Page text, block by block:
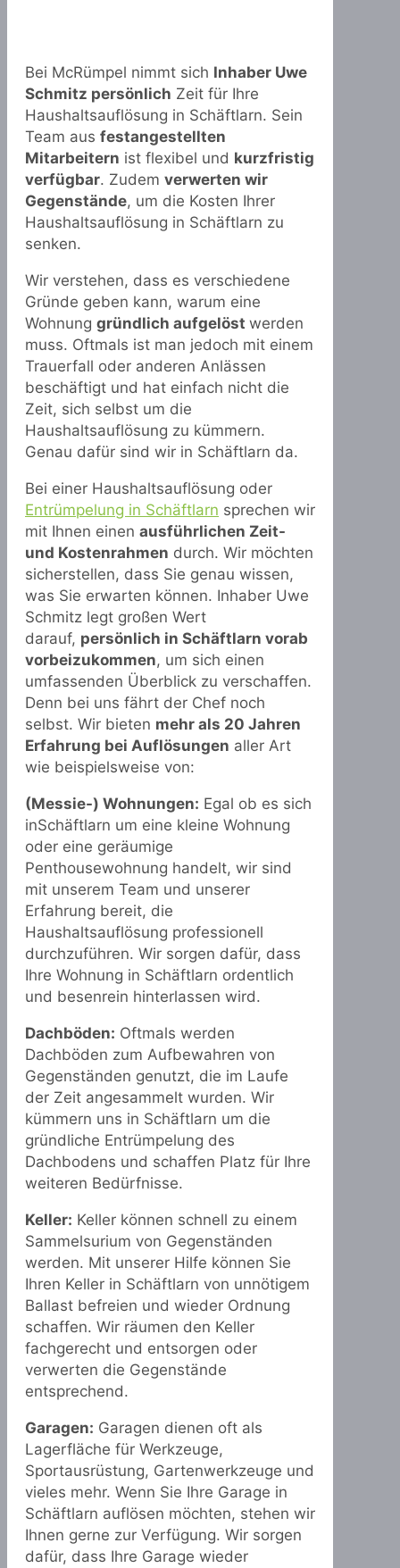
Bei McRümpel nimmt sich Inhaber Uwe
Schmitz persönlich Zeit für Ihre
Haushaltsauflösung in Schäftlarn. Sein
Team aus festangestellten
Mitarbeitern ist flexibel und kurzfristig
verfügbar. Zudem verwerten wir
Gegenstände, um die Kosten Ihrer
Haushaltsauflösung in Schäftlarn zu
senken.
Wir verstehen, dass es verschiedene
Gründe geben kann, warum eine
Wohnung gründlich aufgelöst werden
muss. Oftmals ist man jedoch mit einem
Trauerfall oder anderen Anlässen
beschäftigt und hat einfach nicht die
Zeit, sich selbst um die
Haushaltsauflösung zu kümmern.
Genau dafür sind wir in Schäftlarn da.
Bei einer Haushaltsauflösung oder
Entrümpelung in Schäftlarn sprechen wir
mit Ihnen einen ausführlichen Zeit-
und Kostenrahmen durch. Wir möchten
sicherstellen, dass Sie genau wissen,
was Sie erwarten können. Inhaber Uwe
Schmitz legt großen Wert
darauf, persönlich in Schäftlarn vorab
vorbeizukommen, um sich einen
umfassenden Überblick zu verschaffen.
Denn bei uns fährt der Chef noch
selbst. Wir bieten mehr als 20 Jahren
Erfahrung bei Auflösungen aller Art
wie beispielsweise von:
(Messie-) Wohnungen: Egal ob es sich
inSchäftlarn um eine kleine Wohnung
oder eine geräumige
Penthousewohnung handelt, wir sind
mit unserem Team und unserer
Erfahrung bereit, die
Haushaltsauflösung professionell
durchzuführen. Wir sorgen dafür, dass
Ihre Wohnung in Schäftlarn ordentlich
und besenrein hinterlassen wird.
Dachböden: Oftmals werden
Dachböden zum Aufbewahren von
Gegenständen genutzt, die im Laufe
der Zeit angesammelt wurden. Wir
kümmern uns in Schäftlarn um die
gründliche Entrümpelung des
Dachbodens und schaffen Platz für Ihre
weiteren Bedürfnisse.
Keller: Keller können schnell zu einem
Sammelsurium von Gegenständen
werden. Mit unserer Hilfe können Sie
Ihren Keller in Schäftlarn von unnötigem
Ballast befreien und wieder Ordnung
schaffen. Wir räumen den Keller
fachgerecht und entsorgen oder
verwerten die Gegenstände
entsprechend.
Garagen: Garagen dienen oft als
Lagerfläche für Werkzeuge,
Sportausrüstung, Gartenwerkzeuge und
vieles mehr. Wenn Sie Ihre Garage in
Schäftlarn auflösen möchten, stehen wir
Ihnen gerne zur Verfügung. Wir sorgen
dafür, dass Ihre Garage wieder